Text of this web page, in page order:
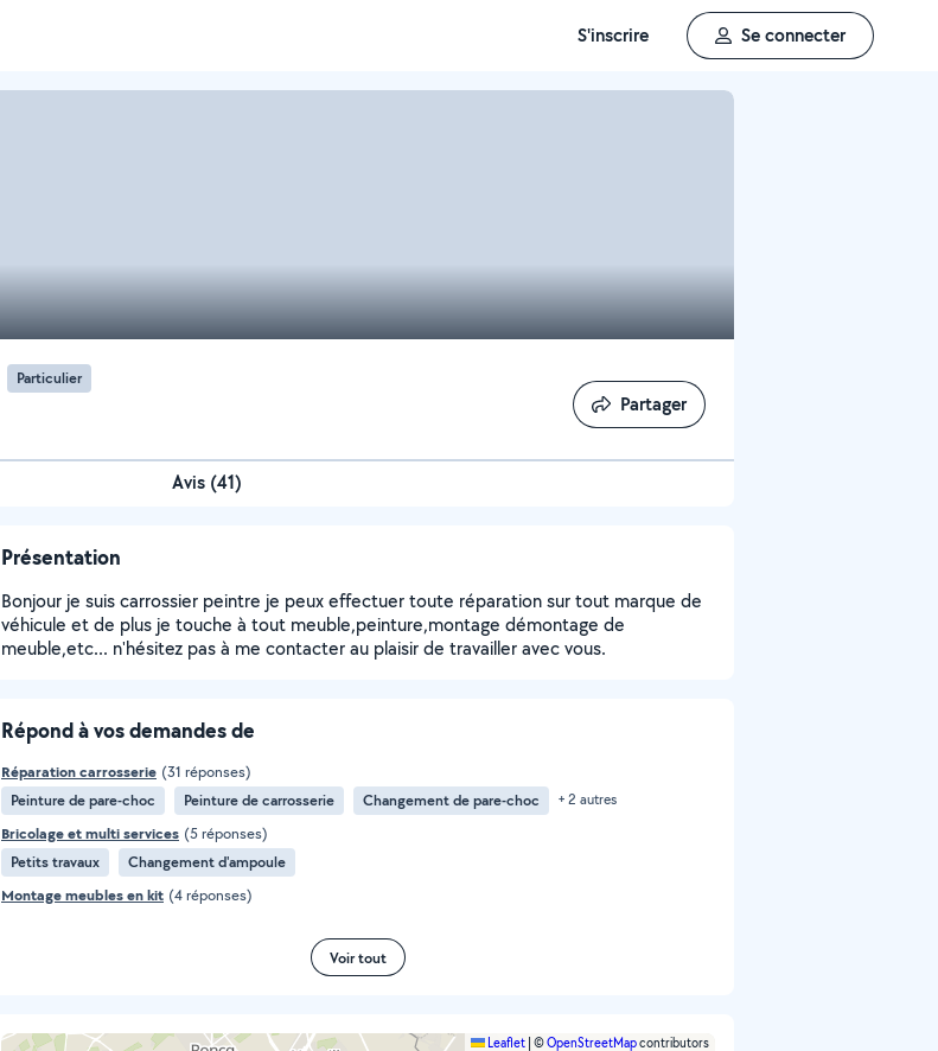
S'inscrire Se connecter
Particulier
Partager
Partager
Avis (41)
Présentation
Bonjour je suis carrossier peintre je peux effectuer toute réparation sur tout marque de
véhicule et de plus je touche à tout meuble,peinture,montage démontage de
meuble,etc... n'hésitez pas à me contacter au plaisir de travailler avec vous.
Répond à vos demandes de
Réparation carrosserie (31 réponses)
Peinture de pare-choc
Peinture de carrosserie Changement de pare-choc + 2 autres
Bricolage et multi services (5 réponses)
Petits travaux
Changement d'ampoule
Montage meubles en kit (4 réponses)
Voir tout
Leaflet ©OpenStreetMapcontributors